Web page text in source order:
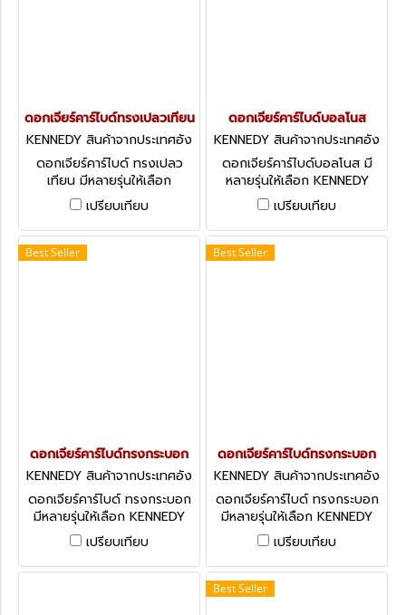
ดอกเจียร์คาร์ไบด์ทรงเปลวเทียน
KENNEDY สินค้าจากประเทศอัง
กฤษ-1
ดอกเจียร์คาร์ไบด์ ทรงเปลว
เทียน มีหลายรุ่นให้เลือก
KENNEDY Carbide Burrs -
Flame Shape
เปรียบเทียบ
ดอกเจียร์คาร์ไบด์บอลโนส
KENNEDY สินค้าจากประเทศอัง
กฤษ-1
ดอกเจียร์คาร์ไบด์บอลโนส มี
หลายรุ่นให้เลือก KENNEDY
Carbide Burrs - Cylindrical
Ball Nosed
เปรียบเทียบ
Best Seller
ดอกเจียร์คาร์ไบด์ทรงกระบอก
KENNEDY สินค้าจากประเทศอัง
กฤษ-1
ดอกเจียร์คาร์ไบด์ ทรงกระบอก
มีหลายรุ่นให้เลือก KENNEDY
Carbide Burrs - Cylindrical
Plain End
เปรียบเทียบ
Best Seller
ดอกเจียร์คาร์ไบด์ทรงกระบอก
KENNEDY สินค้าจากประเทศอัง
กฤษ-1
ดอกเจียร์คาร์ไบด์ ทรงกระบอก
มีหลายรุ่นให้เลือก KENNEDY
Carbide Burrs - Cylindrical-
End Cutting
เปรียบเทียบ
Best Seller